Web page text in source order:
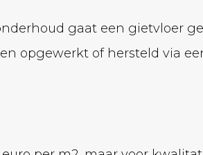
gaat een gietvloer
opgewerkt of hersteld via